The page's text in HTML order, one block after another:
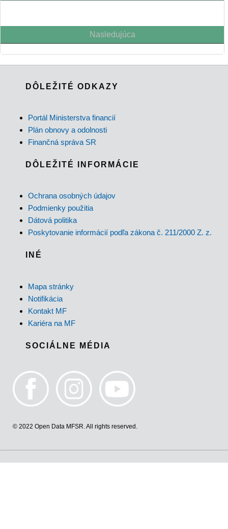
Nasledujúca
DÔLEŽITÉ ODKAZY
Portál Ministerstva financií
Plán obnovy a odolnosti
Finančná správa SR
DÔLEŽITÉ INFORMÁCIE
Ochrana osobných údajov
Podmienky použitia
Dátová politika
Poskytovanie informácií podľa zákona č. 211/2000 Z. z.
INÉ
Mapa stránky
Notifikácia
Kontakt MF
Kariéra na MF
SOCIÁLNE MÉDIA
© 2022 Open Data MFSR. All rights reserved.